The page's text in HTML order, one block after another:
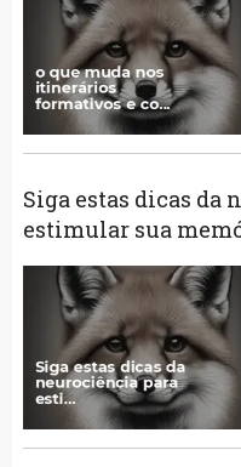
Siga estas dicas da
estimular sua